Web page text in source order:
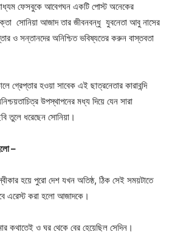
ফেসবুকে আবেগঘন একটি পোস্ট অনেকের
সোনিয়া আজাদ তার জীবনবন্ধু যুবনেতা আবু নাসের
ও সন্তানদের অনিশ্চিত ভবিষ্যতের করুন বাস্তবতা
গ্রেপ্তার হওয়া সাবেক এই ছাত্রনেতার কারাবন্দি
উপস্থাপনের মধ্য দিয়ে যেন সারা
তুলে ধরেছেন সোনিয়া।
–
হয়ে পুরো দেশ যখন অতিষ্ঠ, ঠিক সেই সময়টাতে
এরেস্ট করা হলো আজাদকে।
ও ঘর থেকে বের হেয়েছিল সেদিন।